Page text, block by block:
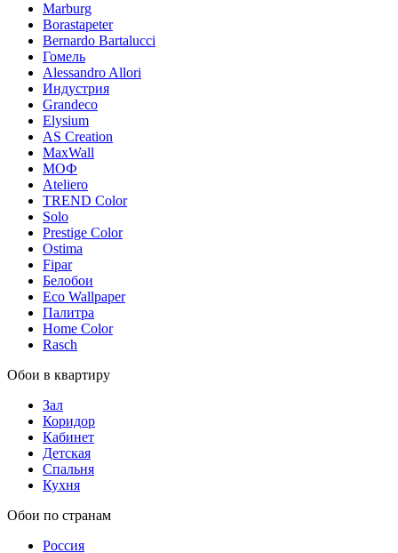
Marburg
Borastapeter
Bernardo Bartalucci
Гомель
Alessandro Allori
Индустрия
Grandeco
Elysium
AS Creation
MaxWall
МОФ
Ateliero
TREND Color
Solo
Prestige Color
Ostima
Fipar
Белобои
Eco Wallpaper
Палитра
Home Color
Rasch
Обои в квартиру
Зал
Коридор
Кабинет
Детская
Спальня
Кухня
Обои по странам
Россия